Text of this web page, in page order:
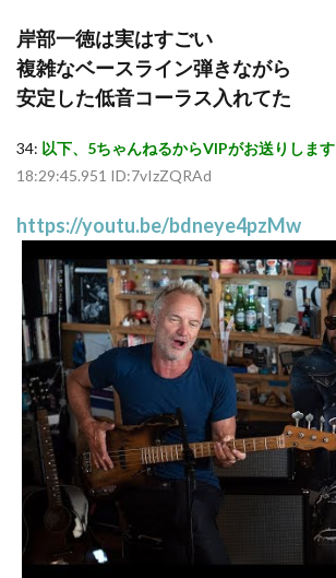
岸部一徳は実はすごい
複雑なベースライン弾きながら
安定した低音コーラス入れてた
34: 以下、5ちゃんねるからVIPがお送りします
18:29:45.951 ID:7vIzZQRAd
https://youtu.be/bdneye4pzMw